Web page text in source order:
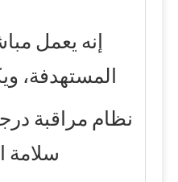
إنه يعمل
المستهدفة،
نظام مراقبة
سلامة